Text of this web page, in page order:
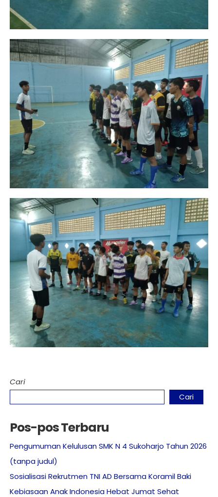
Cari
Cari
Pos-pos Terbaru
Pengumuman Kelulusan SMK N 4 Sukoharjo Tahun 2026
(tanpa judul)
Sosialisasi Rekrutmen TNI AD Bersama Koramil Baki
Kebiasaan Anak Indonesia Hebat Jumat Sehat